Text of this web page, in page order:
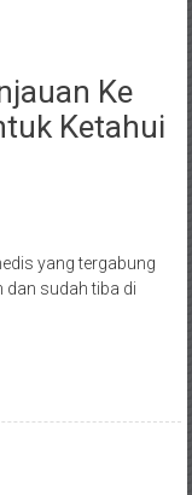
Ke
Ketahui
yang tergabung
dan sudah tiba di